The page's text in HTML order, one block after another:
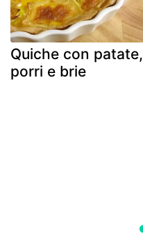
Quiche con patate,
porri e brie